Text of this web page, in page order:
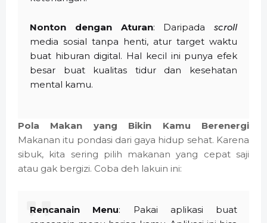
Nonton dengan Aturan: Daripada scroll
media sosial tanpa henti, atur target waktu
buat hiburan digital. Hal kecil ini punya efek
besar buat kualitas tidur dan kesehatan
mental kamu.
Pola Makan yang Bikin Kamu Berenergi
Makanan itu pondasi dari gaya hidup sehat. Karena
sibuk, kita sering pilih makanan yang cepat saji
atau gak bergizi. Coba deh lakuin ini:
Rencanain Menu: Pakai aplikasi buat